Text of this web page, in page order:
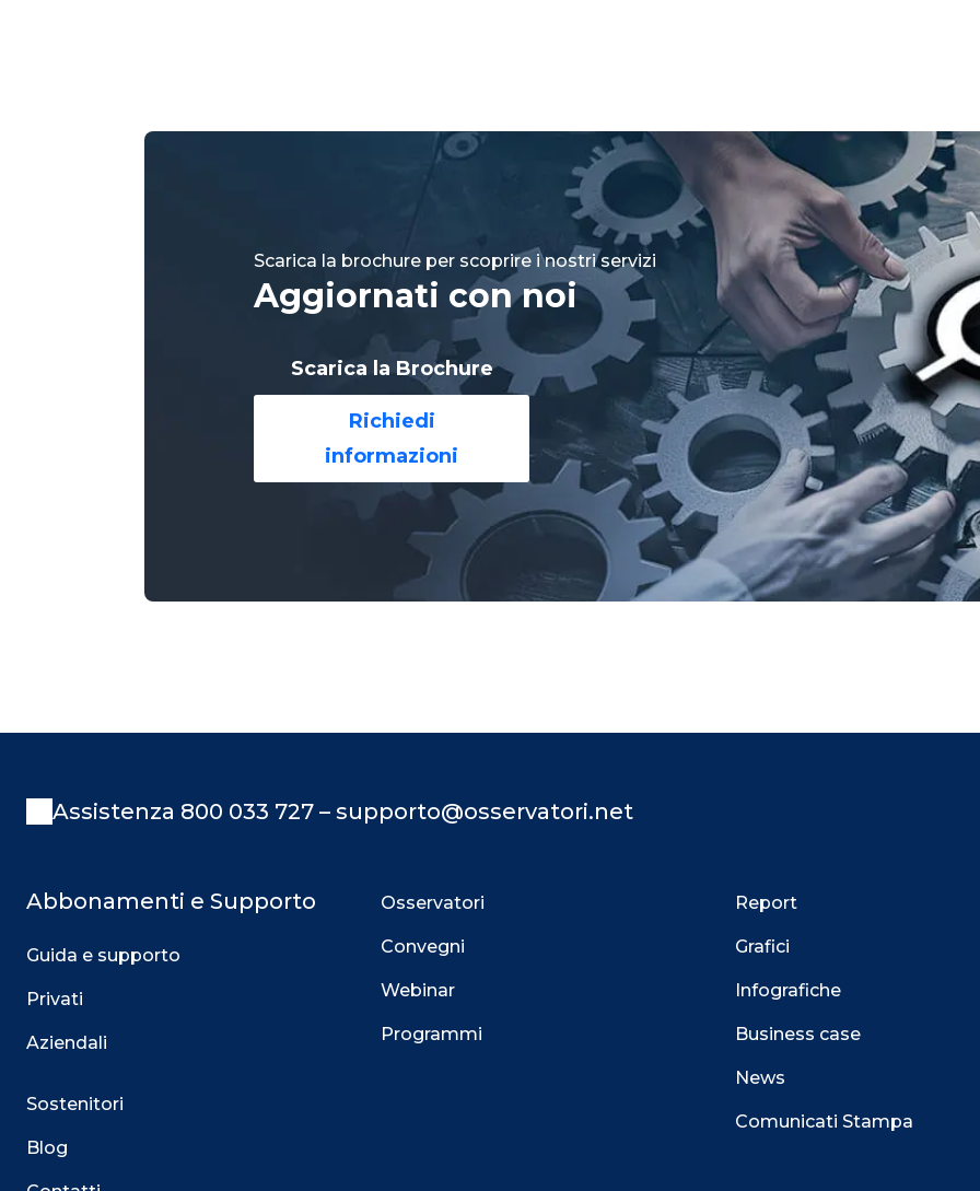
Scarica la brochure per scoprire i nostri servizi
Aggiornati con noi
Scarica la Brochure
Richiedi
informazioni
Assistenza 800 033 727 – supporto@osservatori.net
Abbonamenti e Supporto
Guida e supporto
Privati
Aziendali
Sostenitori
Blog
Osservatori
Convegni
Webinar
Programmi
Report
Grafici
Infografiche
Business case
News
Comunicati Stampa